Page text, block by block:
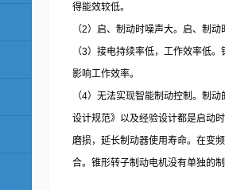
得能效较低。
（2）启、制动时噪声大。启、制动
（3）接电持续率低，工作效率低
影响工作效率。
（4）无法实现智能制动控制。制动
设计规范》以及经验设计都是启动
磨损，延长制动器使用寿命。在变
合。锥形转子制动电机没有单独的